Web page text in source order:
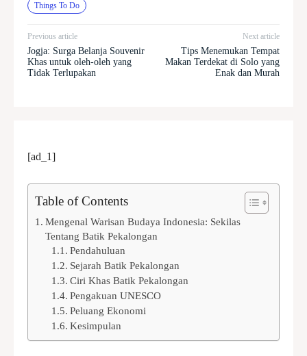
Things To Do
Previous article
Jogja: Surga Belanja Souvenir
Khas untuk oleh-oleh yang
Tidak Terlupakan
Next article
Tips Menemukan Tempat
Makan Terdekat di Solo yang
Enak dan Murah
[ad_1]
Table of Contents
Mengenal Warisan Budaya Indonesia: Sekilas
Tentang Batik Pekalongan
Pendahuluan
Sejarah Batik Pekalongan
Ciri Khas Batik Pekalongan
Pengakuan UNESCO
Peluang Ekonomi
Kesimpulan